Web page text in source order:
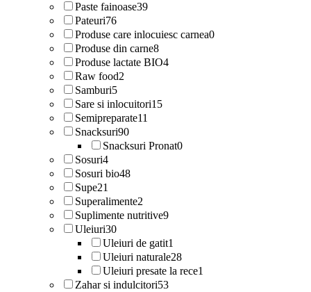
Paste fainoase39
Pateuri76
Produse care inlocuiesc carnea0
Produse din carne8
Produse lactate BIO4
Raw food2
Samburi5
Sare si inlocuitori15
Semipreparate11
Snacksuri90
Snacksuri Pronat0
Sosuri4
Sosuri bio48
Supe21
Superalimente2
Suplimente nutritive9
Uleiuri30
Uleiuri de gatit1
Uleiuri naturale28
Uleiuri presate la rece1
Zahar si indulcitori53